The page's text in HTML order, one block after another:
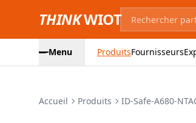
THINKWIOT
Menu ProduitsFournisseurs
Accueil Produits ID-Safe-A680-